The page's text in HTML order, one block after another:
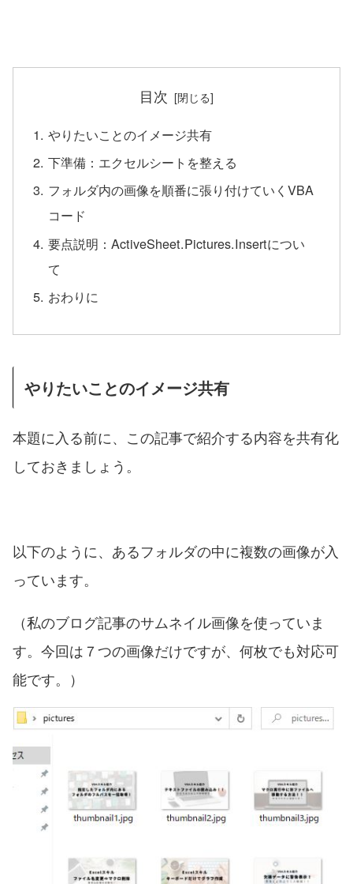
目次
やりたいことのイメージ共有
下準備：エクセルシートを整える
フォルダ内の画像を順番に張り付けていくVBA
コード
要点説明：ActiveSheet.Pictures.Insertについ
て
おわりに
やりたいことのイメージ共有
本題に入る前に、この記事で紹介する内容を共有化
しておきましょう。
以下のように、あるフォルダの中に複数の画像が入
っています。
（私のブログ記事のサムネイル画像を使っていま
す。今回は７つの画像だけですが、何枚でも対応可
能です。）